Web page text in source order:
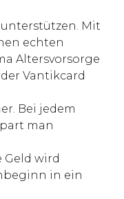
Mit
echten
Altersvorsorge
Vantikcard
Bei jedem
man
Geld wird
in ein